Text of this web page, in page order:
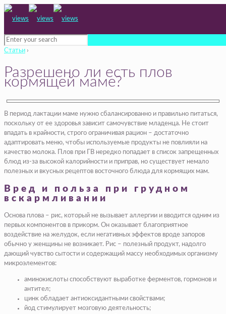
Статьи ›
Разрешено ли есть плов
кормящей маме?
В период лактации маме нужно сбалансированно и правильно питаться,
поскольку от ее здоровья зависит самочувствие младенца. Не стоит
впадать в крайности, строго ограничивая рацион – достаточно
адаптировать меню, чтобы используемые продукты не повлияли на
качество молока. Плов при ГВ нередко попадает в список запрещенных
блюд из-за высокой калорийности и приправ, но существует немало
полезных и вкусных рецептов восточного блюда для кормящих мам.
Вред и польза при грудном
вскармливании
Основа плова – рис, который не вызывает аллергии и вводится одним из
первых компонентов в прикорм. Он оказывает благоприятное
воздействие на желудок, если негативных эффектов вроде запоров
обычно у женщины не возникает. Рис – полезный продукт, надолго
дающий чувство сытости и содержащий массу необходимых организму
микроэлементов:
аминокислоты способствуют выработке ферментов, гормонов и
антител;
цинк обладает антиоксидантными свойствами;
йод стимулирует мозговую деятельность;